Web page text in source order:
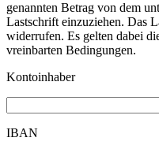
genannten Betrag von dem
Lastschrift einzuziehen. Das
widerrufen. Es gelten dabei
vreinbarten Bedingungen.
Kontoinhaber
IBAN